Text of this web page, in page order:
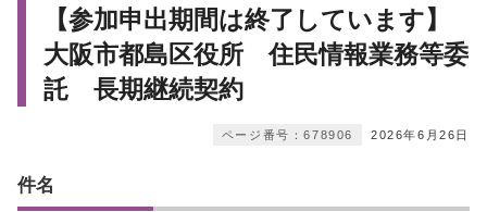
【参加申出期間は終了しています】
大阪市都島区役所 住民情報業務等委
託 長期継続契約
2026年6月26日
ページ番号：678906
件名